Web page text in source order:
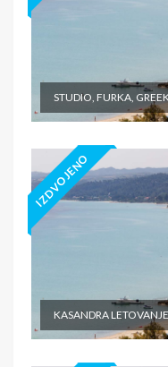
STUDIO, FURKA,
IZDVOJENO
KASANDRA